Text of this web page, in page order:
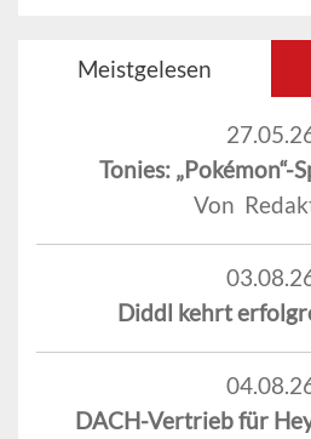
Meistgelesen
Tonies: „Pokémon“-
Von
Diddl kehrt
DACH-Vertrieb für